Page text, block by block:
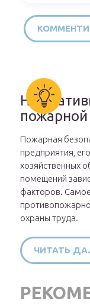
пожарной
Пожарная
предприятия,
хозяйственных
помещений
факторов.
охраны труда.
ЧИТАТЬ